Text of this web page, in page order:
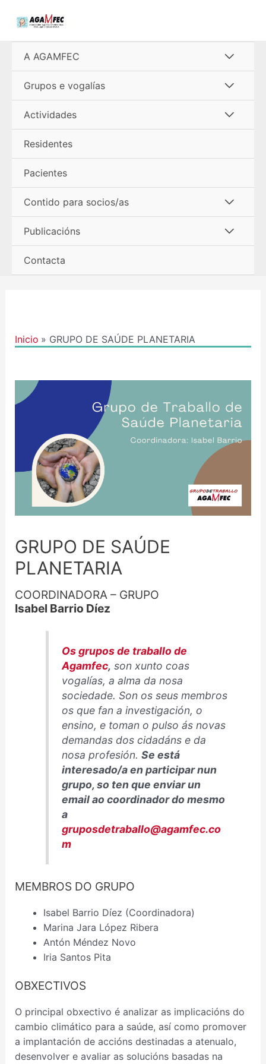
A AGAMFEC
menú
Grupos e vogalías
menú
Actividades
Residentes
Pacientes
Contido para socios/as
menú
Publicacións
Contacta
Inicio GRUPO DE SAÚDE PLANETARIA
GRUPO DE SAÚDE
PLANETARIA
COORDINADORA – GRUPO
Isabel Barrio Díez
Os grupos de traballo de
Agamfec, son xunto coas
vogalías, a alma da nosa
sociedade. Son os seus membros
os que fan a investigación, o
ensino, e toman o pulso ás novas
demandas dos cidadáns e da
nosa profesión. Se está
interesado/a en participar nun
grupo, so ten que enviar un
email ao coordinador do mesmo
a
gruposdetraballo@agamfec.co
m
MEMBROS DO GRUPO
Isabel Barrio Díez (Coordinadora)
Marina Jara López Ribera
Antón Méndez Novo
Iria Santos Pita
OBXECTIVOS
O principal obxectivo é analizar as implicacións do
cambio climático para a saúde, así como promover
a implantación de accións destinadas a atenualo,
desenvolver e avaliar as solucións basadas na